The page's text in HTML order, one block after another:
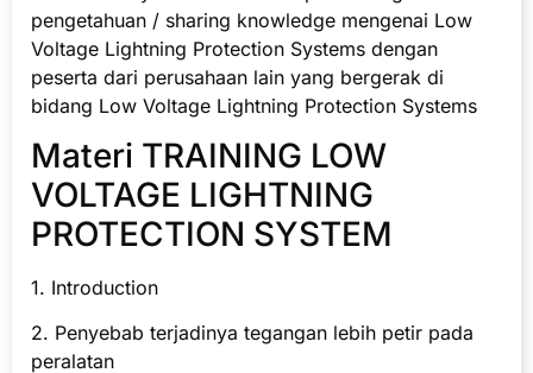
pengetahuan / sharing knowledge mengenai Low
Voltage Lightning Protection Systems dengan
peserta dari perusahaan lain yang bergerak di
bidang Low Voltage Lightning Protection Systems
Materi TRAINING LOW
VOLTAGE LIGHTNING
PROTECTION SYSTEM
1. Introduction
2. Penyebab terjadinya tegangan lebih petir pada
peralatan